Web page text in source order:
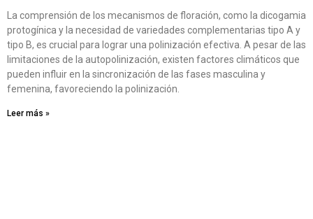
La comprensión de los mecanismos de floración, como la dicogamia
protogínica y la necesidad de variedades complementarias tipo A y
tipo B, es crucial para lograr una polinización efectiva. A pesar de las
limitaciones de la autopolinización, existen factores climáticos que
pueden influir en la sincronización de las fases masculina y
femenina, favoreciendo la polinización.
Leer más »